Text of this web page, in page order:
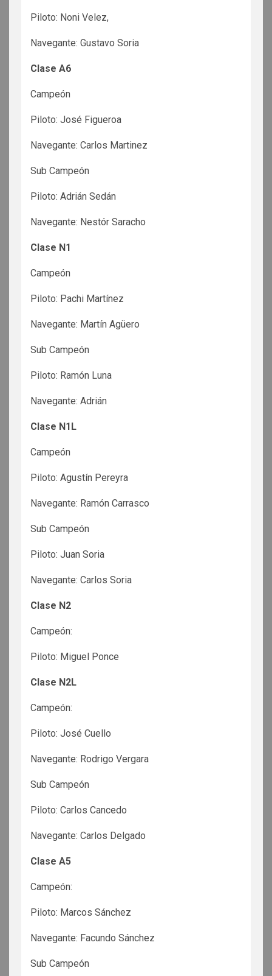
Piloto: Noni Velez,
Navegante: Gustavo Soria
Clase A6
Campeón
Piloto: José Figueroa
Navegante: Carlos Martinez
Sub Campeón
Piloto: Adrián Sedán
Navegante: Nestór Saracho
Clase N1
Campeón
Piloto: Pachi Martínez
Navegante: Martín Agüero
Sub Campeón
Piloto: Ramón Luna
Navegante: Adrián
Clase N1L
Campeón
Piloto: Agustín Pereyra
Navegante: Ramón Carrasco
Sub Campeón
Piloto: Juan Soria
Navegante: Carlos Soria
Clase N2
Campeón:
Piloto: Miguel Ponce
Clase N2L
Campeón:
Piloto: José Cuello
Navegante: Rodrigo Vergara
Sub Campeón
Piloto: Carlos Cancedo
Navegante: Carlos Delgado
Clase A5
Campeón:
Piloto: Marcos Sánchez
Navegante: Facundo Sánchez
Sub Campeón